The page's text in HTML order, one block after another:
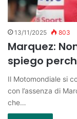
13/11/2025 803
Marquez:
spiego
Il Motomondiale si
con l’assenza di
che…